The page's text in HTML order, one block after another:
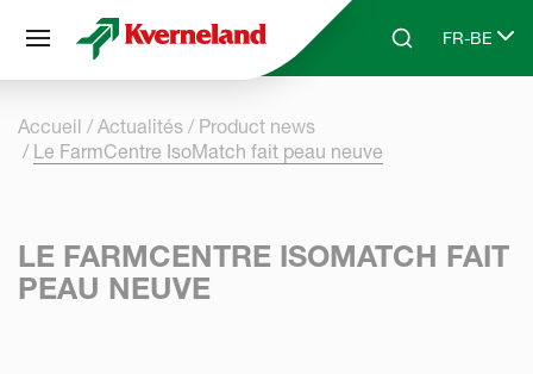
Skip to main content
SearchFR-BE
Select
Accueil Actualités
Product news
Le FarmCentre IsoMatch fait peau neuve
LE FARMCENTRE ISOMATCH FAIT
PEAU NEUVE
Panneau de gestion des cookies